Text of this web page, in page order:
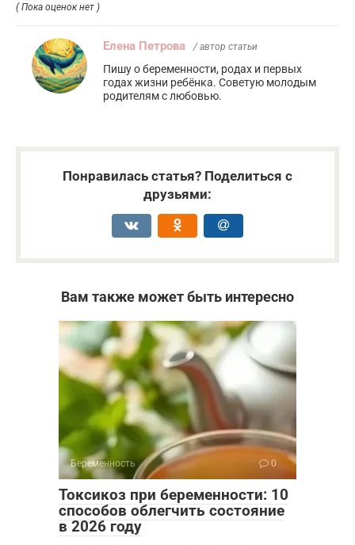
( Пока оценок нет )
Елена Петрова / автор статьи
Пишу о беременности, родах и первых
годах жизни ребёнка. Советую молодым
родителям с любовью.
Понравилась статья? Поделиться с
друзьями:
Вам также может быть интересно
Беременность 0
Токсикоз при беременности: 10
способов облегчить состояние
в 2026 году